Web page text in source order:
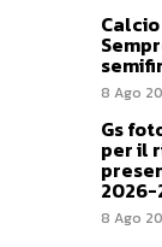
8 Ago
Gs
per il
2026-
8 Ago